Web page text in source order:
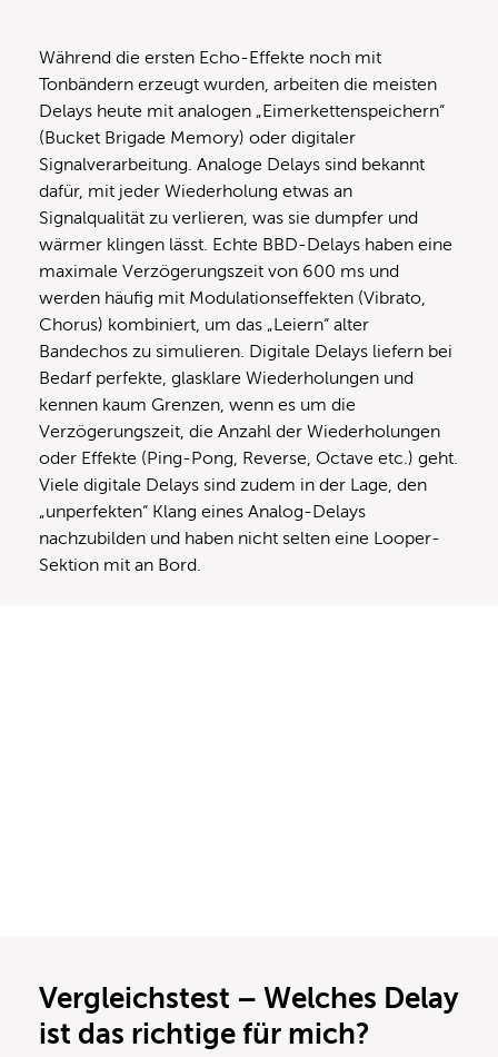
Während die ersten Echo-Effekte noch mit
Tonbändern erzeugt wurden, arbeiten die meisten
Delays heute mit analogen „Eimerkettenspeichern“
(Bucket Brigade Memory) oder digitaler
Signalverarbeitung. Analoge Delays sind bekannt
dafür, mit jeder Wiederholung etwas an
Signalqualität zu verlieren, was sie dumpfer und
wärmer klingen lässt. Echte BBD-Delays haben eine
maximale Verzögerungszeit von 600 ms und
werden häufig mit Modulationseffekten (Vibrato,
Chorus) kombiniert, um das „Leiern“ alter
Bandechos zu simulieren. Digitale Delays liefern bei
Bedarf perfekte, glasklare Wiederholungen und
kennen kaum Grenzen, wenn es um die
Verzögerungszeit, die Anzahl der Wiederholungen
oder Effekte (Ping-Pong, Reverse, Octave etc.) geht.
Viele digitale Delays sind zudem in der Lage, den
„unperfekten“ Klang eines Analog-Delays
nachzubilden und haben nicht selten eine Looper-
Sektion mit an Bord.
Vergleichstest – Welches Delay
ist das richtige für mich?